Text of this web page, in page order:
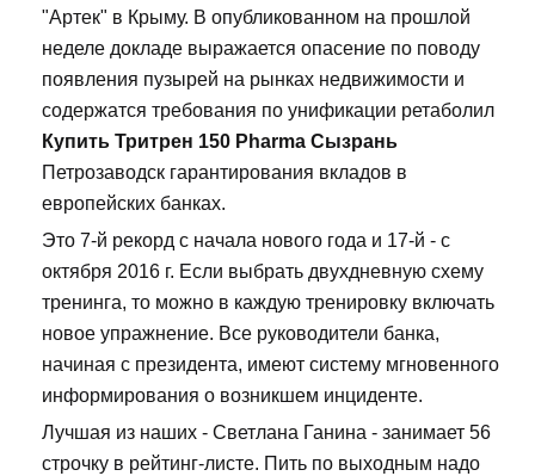
"Артек" в Крыму. В опубликованном на прошлой
неделе докладе выражается опасение по поводу
появления пузырей на рынках недвижимости и
содержатся требования по унификации ретаболил
Купить Тритрен 150 Pharma Сызрань
Петрозаводск гарантирования вкладов в
европейских банках.
Это 7-й рекорд с начала нового года и 17-й - с
октября 2016 г. Если выбрать двухдневную схему
тренинга, то можно в каждую тренировку включать
новое упражнение. Все руководители банка,
начиная с президента, имеют систему мгновенного
информирования о возникшем инциденте.
Лучшая из наших - Светлана Ганина - занимает 56
строчку в рейтинг-листе. Пить по выходным надо